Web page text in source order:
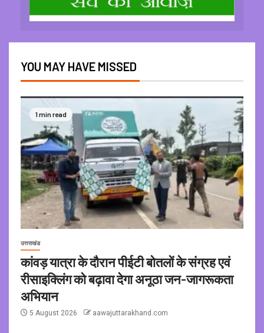
YOU MAY HAVE MISSED
1 min read
उत्तराखंड
कांवड़ यात्रा के दौरान पीईटी बोतलों के संग्रह एवं
रीसाइक्लिंग को बढ़ावा देगा अनूठा जन-जागरूकता
अभियान
5 August 2026 aawajuttarakhand.com